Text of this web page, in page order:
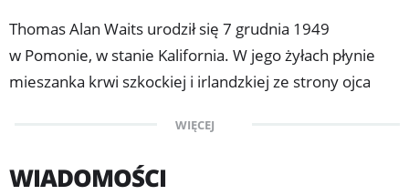
Thomas Alan Waits urodził się 7 grudnia 1949
w Pomonie, w stanie Kalifornia. W jego żyłach płynie
mieszanka krwi szkockiej i irlandzkiej ze strony ojca
siostrami, przemieszczając się z miasta do miasta
w obrębie rodzinnego stanu.
WIĘCEJ
WIADOMOŚCI